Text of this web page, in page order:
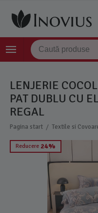
LENJERIE
PAT DUBLU CU
REGAL
Pagina start / Textile si
Reducere 24%